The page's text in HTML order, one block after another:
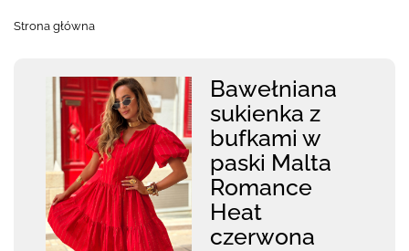
Strona główna
Bawełniana
sukienka z
bufkami w
paski Malta
Romance
Heat
czerwona